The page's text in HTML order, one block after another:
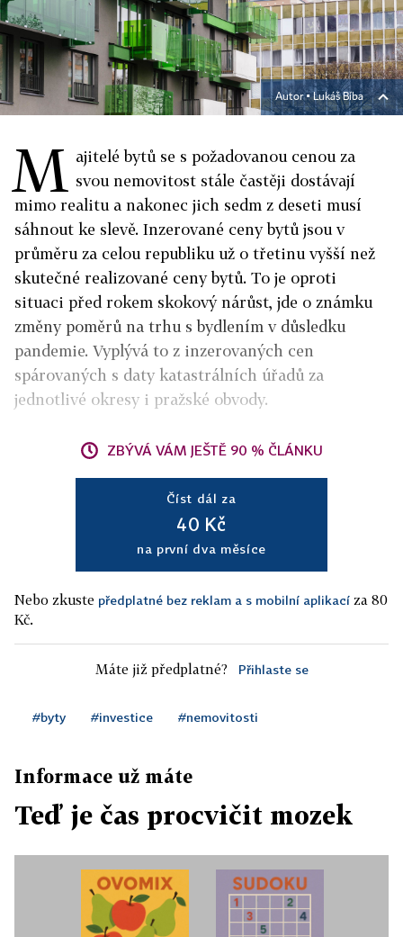
Autor ▪Lukáš Bíba
M ajitelé bytů se s požadovanou cenou za
svou nemovitost stále častěji dostávají
mimo realitu a nakonec jich sedm z deseti musí
sáhnout ke slevě. Inzerované ceny bytů jsou v
průměru za celou republiku už o třetinu vyšší než
skutečné realizované ceny bytů. To je oproti
situaci před rokem skokový nárůst, jde o známku
změny poměrů na trhu s bydlením v důsledku
pandemie. Vyplývá to z inzerovaných cen
spárovaných s daty katastrálních úřadů za
jednotlivé okresy i pražské obvody.
ZBÝVÁ VÁM JEŠTĚ 90 % ČLÁNKU
Číst dál za
40 Kč
na první dva měsíce
Nebo zkuste předplatné bez reklam a s mobilní aplikací za 80
Kč.
Máte již předplatné? Přihlaste se
#byty #investice #nemovitosti
Informace už máte
Teď je čas procvičit mozek